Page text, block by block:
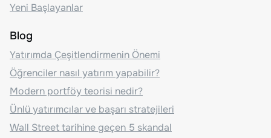
Yeni Başlayanlar
Blog
Yatırımda Çeşitlendirmenin Önemi
Öğrenciler nasıl yatırım yapabilir?
Modern portföy teorisi nedir?
Ünlü yatırımcılar ve başarı stratejileri
Wall Street tarihine geçen 5 skandal